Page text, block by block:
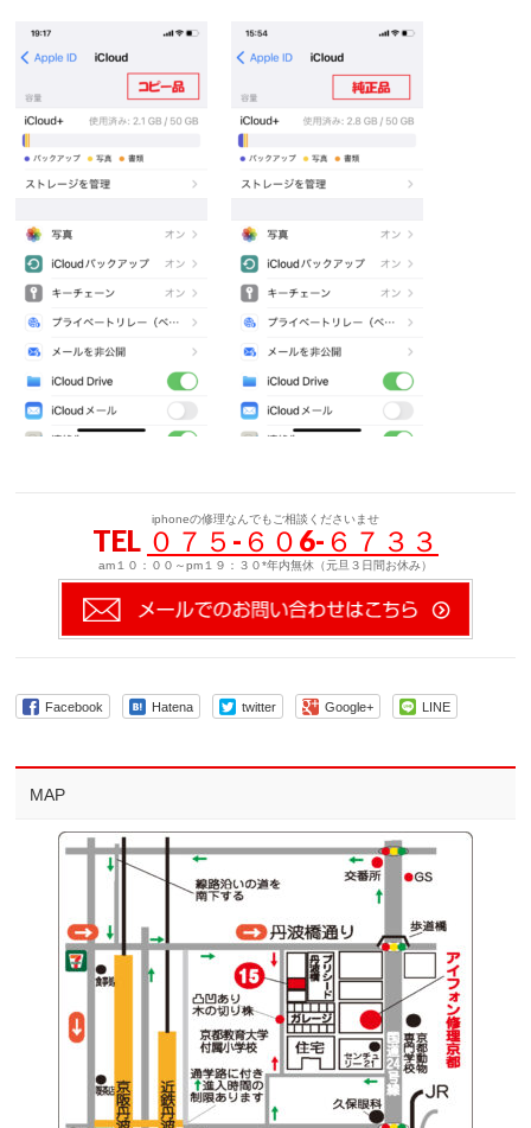
iphoneの修理なんでもご相談くださいませ
TEL ０７５-６０6-６７３３
am１０：００～pm１９：３０*年内無休（元旦３日間お休み）
Facebook Hatena twitter Google+ LINE
MAP